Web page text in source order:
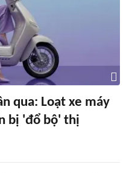
qua: Loạt xe máy
bị 'đổ bộ' thị